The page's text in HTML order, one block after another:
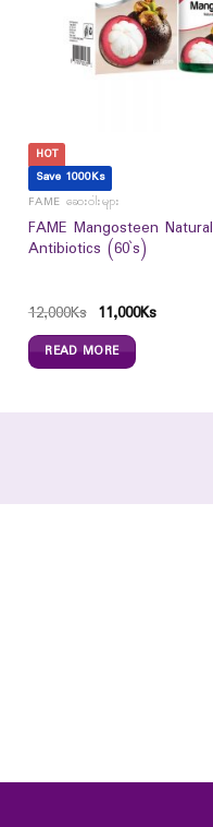
HOT
Save 1000Ks
FAME ဆေးဝါးများ
FAME Mangosteen Natural
Antibiotics (60`s)
12,000Ks 11,000Ks
READ MORE